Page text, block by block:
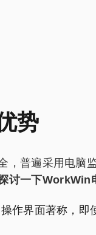
势
普遍采用电
讨一下WorkWin
作界面著称，